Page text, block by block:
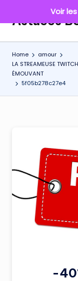
Skip
content
Astuces
Home
amour
LA STREAMEUSE
ÉMOUVANT
5f05b278c27e4
-
Voir